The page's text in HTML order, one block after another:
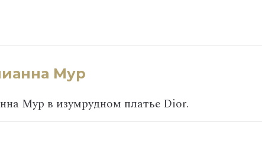
Мур
Мур в изумрудном платье Dior.